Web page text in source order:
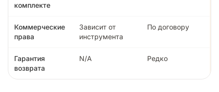
комплекте
Коммерческие
права
Зависит от
инструмента
По договору
Гарантия
возврата
N/A Редко